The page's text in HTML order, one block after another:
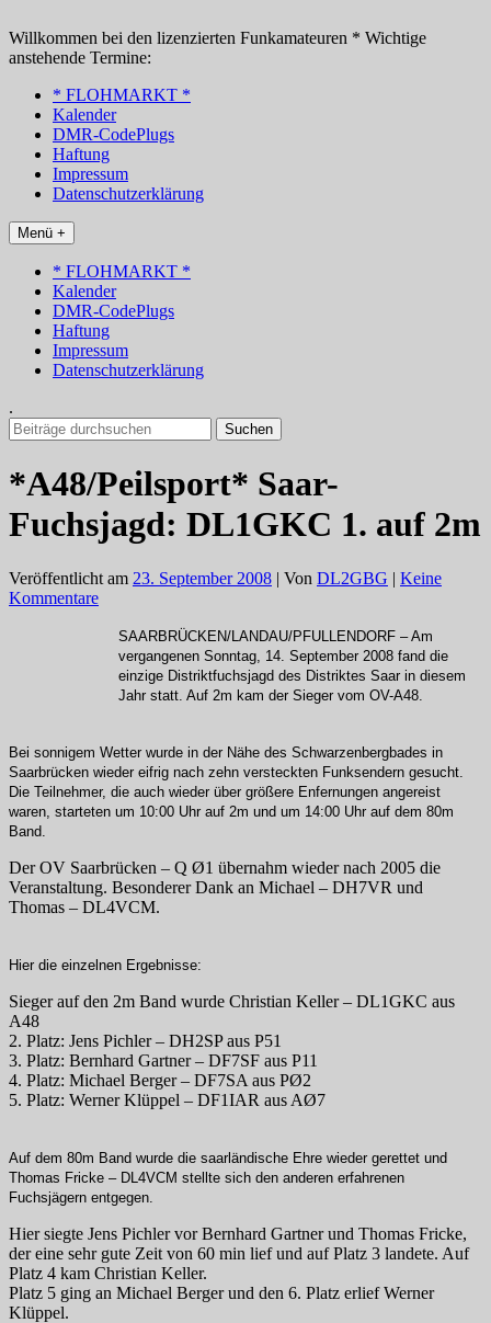
Inhalt
springen
Willkommen bei den lizenzierten Funkamateuren * Wichtige
anstehende Termine:
* FLOHMARKT *
Kalender
DMR-CodePlugs
Haftung
Impressum
Datenschutzerklärung
Menü +
* FLOHMARKT *
Kalender
DMR-CodePlugs
Haftung
Impressum
Datenschutzerklärung
.
Suchen
nach:
*A48/Peilsport* Saar-
Fuchsjagd: DL1GKC 1. auf 2m
Veröffentlicht am 23. September 2008 | Von DL2GBG | Keine
Kommentare
SAARBRÜCKEN/LANDAU/PFULLENDORF – Am
vergangenen Sonntag, 14. September 2008 fand die
einzige Distriktfuchsjagd des Distriktes Saar in diesem
Jahr statt. Auf 2m kam der Sieger vom OV-A48.
Bei sonnigem Wetter wurde in der Nähe des Schwarzenbergbades in
Saarbrücken wieder eifrig nach zehn versteckten Funksendern gesucht.
Die Teilnehmer, die auch wieder über größere Enfernungen angereist
waren, starteten um 10:00 Uhr auf 2m und um 14:00 Uhr auf dem 80m
Band.
Der OV Saarbrücken – Q Ø1 übernahm wieder nach 2005 die
Veranstaltung. Besonderer Dank an Michael – DH7VR und
Thomas – DL4VCM.
Hier die einzelnen Ergebnisse:
Sieger auf den 2m Band wurde Christian Keller – DL1GKC aus
A48
2. Platz: Jens Pichler – DH2SP aus P51
3. Platz: Bernhard Gartner – DF7SF aus P11
4. Platz: Michael Berger – DF7SA aus PØ2
5. Platz: Werner Klüppel – DF1IAR aus AØ7
Auf dem 80m Band wurde die saarländische Ehre wieder gerettet und
Thomas Fricke – DL4VCM stellte sich den anderen erfahrenen
Fuchsjägern entgegen.
Hier siegte Jens Pichler vor Bernhard Gartner und Thomas Fricke,
der eine sehr gute Zeit von 60 min lief und auf Platz 3 landete. Auf
Platz 4 kam Christian Keller.
Platz 5 ging an Michael Berger und den 6. Platz erlief Werner
Klüppel.